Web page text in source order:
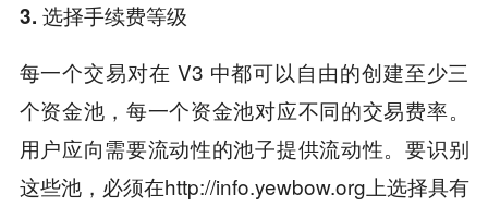
3. 选择手续费等级
每一个交易对在 V3 中都可以自由的创建至少三
个资金池，每一个资金池对应不同的交易费率。
用户应向需要流动性的池子提供流动性。要识别
这些池，必须在http://info.yewbow.org上选择具有